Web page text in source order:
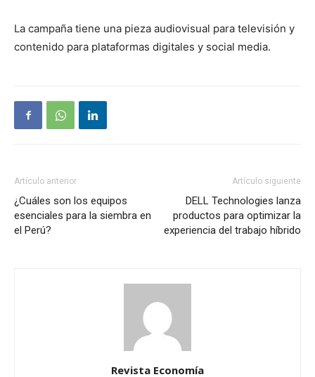
La campaña tiene una pieza audiovisual para televisión y
contenido para plataformas digitales y social media.
Artículo anterior
¿Cuáles son los equipos
esenciales para la siembra en
el Perú?
Artículo siguiente
DELL Technologies lanza
productos para optimizar la
experiencia del trabajo híbrido
Revista Economía